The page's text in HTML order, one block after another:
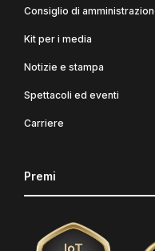
Consiglio di
Kit per i media
Notizie e stampa
Spettacoli ed eventi
Carriere
Premi